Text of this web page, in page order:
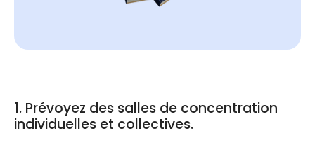
1. Prévoyez des salles de concentration
individuelles et collectives.